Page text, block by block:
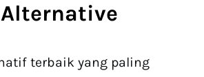
terbaik yang paling